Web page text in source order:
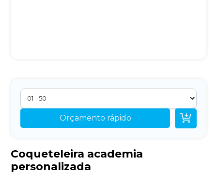
Orçamento rápido 
Coqueteleira academia
personalizada